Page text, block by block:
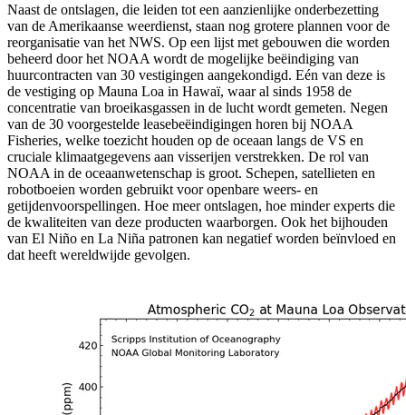
Naast de ontslagen, die leiden tot een aanzienlijke onderbezetting
van de Amerikaanse weerdienst, staan nog grotere plannen voor de
reorganisatie van het NWS. Op een lijst met gebouwen die worden
beheerd door het NOAA wordt de mogelijke beëindiging van
huurcontracten van 30 vestigingen aangekondigd. Eén van deze is
de vestiging op Mauna Loa in Hawaï, waar al sinds 1958 de
concentratie van broeikasgassen in de lucht wordt gemeten. Negen
van de 30 voorgestelde leasebeëindigingen horen bij NOAA
Fisheries, welke toezicht houden op de oceaan langs de VS en
cruciale klimaatgegevens aan visserijen verstrekken. De rol van
NOAA in de oceaanwetenschap is groot. Schepen, satellieten en
robotboeien worden gebruikt voor openbare weers- en
getijdenvoorspellingen. Hoe meer ontslagen, hoe minder experts die
de kwaliteiten van deze producten waarborgen. Ook het bijhouden
van El Niño en La Niña patronen kan negatief worden beïnvloed en
dat heeft wereldwijde gevolgen.